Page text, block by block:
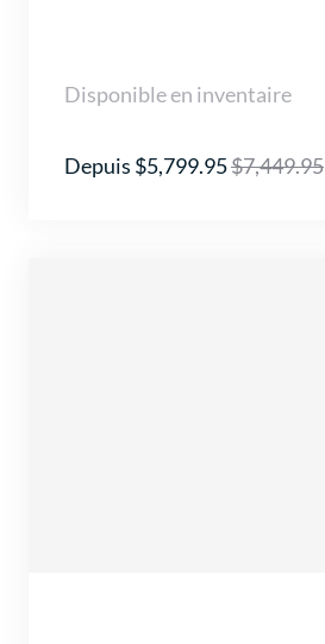
Disponible en inventaire
Depuis $5,799.95$7,449.95